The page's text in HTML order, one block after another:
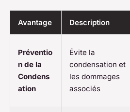
Avantage Description
Préventio
n de la
Condens
ation
Évite la
condensation et
les dommages
associés